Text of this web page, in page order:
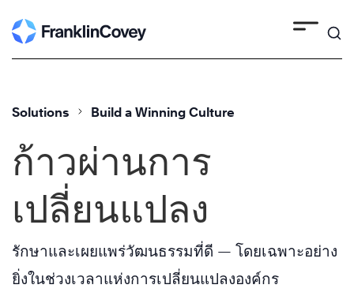
to
Solutions Build a Winning Culture
ก้าวผ่านการ
เปลี่ยนแปลง
รักษาและเผยแพร่วัฒนธรรมที่ดี — โดยเฉพาะอย่าง
ยิ่งในช่วงเวลาแห่งการเปลี่ยนแปลงองค์กร